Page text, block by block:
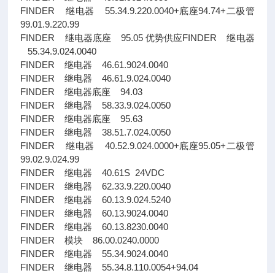
FINDER 继电器 55.34.9.220.0040+底座94.74+二极管
99.01.9.220.99
FINDER 继电器底座 95.05 优势供应FINDER 继电器
55.34.9.024.0040
FINDER 继电器 46.61.9024.0040
FINDER 继电器 46.61.9.024.0040
FINDER 继电器底座 94.03
FINDER 继电器 58.33.9.024.0050
FINDER 继电器底座 95.63
FINDER 继电器 38.51.7.024.0050
FINDER 继电器 40.52.9.024.0000+底座95.05+二极管
99.02.9.024.99
FINDER 继电器 40.61S 24VDC
FINDER 继电器 62.33.9.220.0040
FINDER 继电器 60.13.9.024.5240
FINDER 继电器 60.13.9024.0040
FINDER 继电器 60.13.8230.0040
FINDER 模块 86.00.0240.0000
FINDER 继电器 55.34.9024.0040
FINDER 继电器 55.34.8.110.0054+94.04